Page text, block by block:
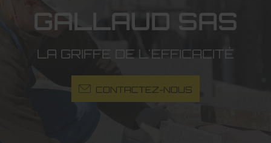
GALLAUD SAS
LA GRIFFE DE L'EFFICACITÉ
CONTACTEZ-NOUS